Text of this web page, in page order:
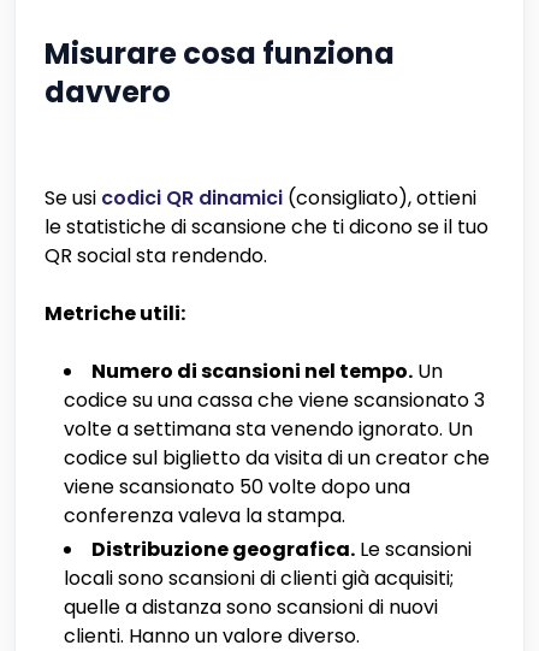
Misurare cosa funziona
davvero
Se usi codici QR dinamici (consigliato), ottieni
le statistiche di scansione che ti dicono se il tuo
QR social sta rendendo.
Metriche utili:
Numero di scansioni nel tempo. Un
codice su una cassa che viene scansionato 3
volte a settimana sta venendo ignorato. Un
codice sul biglietto da visita di un creator che
viene scansionato 50 volte dopo una
conferenza valeva la stampa.
Distribuzione geografica. Le scansioni
locali sono scansioni di clienti già acquisiti;
quelle a distanza sono scansioni di nuovi
clienti. Hanno un valore diverso.